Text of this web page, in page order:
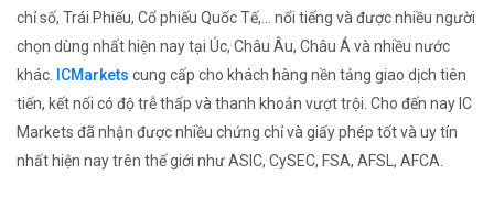
chỉ số, Trái Phiếu, Cổ phiếu Quốc Tế,... nổi tiếng và được nhiều người
chọn dùng nhất hiện nay tại Úc, Châu Âu, Châu Á và nhiều nước
khác. ICMarkets cung cấp cho khách hàng nền tảng giao dịch tiên
tiến, kết nối có độ trễ thấp và thanh khoản vượt trội. Cho đến nay IC
Markets đã nhận được nhiều chứng chỉ và giấy phép tốt và uy tín
nhất hiện nay trên thế giới như ASIC, CySEC, FSA, AFSL, AFCA.